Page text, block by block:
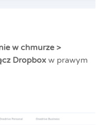
w chmurze >
Dropbox w prawym